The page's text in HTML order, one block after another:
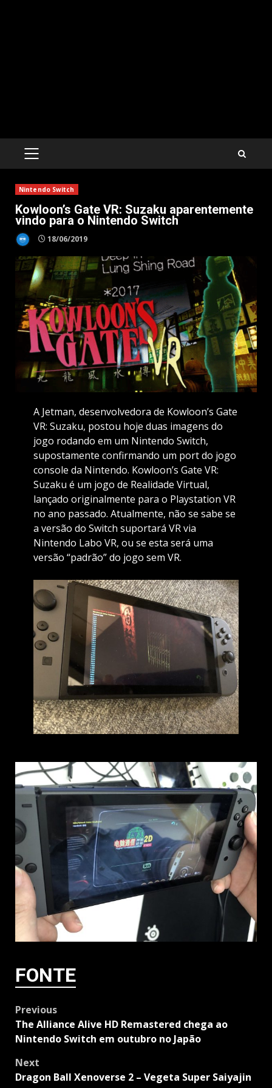
PRIMARY
Nintendo Switch
Kowloon’s Gate VR: Suzaku aparentemente
vindo para o Nintendo Switch
18/06/2019
A Jetman, desenvolvedora de Kowloon’s Gate
VR: Suzaku, postou hoje duas imagens do
jogo rodando em um Nintendo Switch,
supostamente confirmando um port do jogo
console da Nintendo. Kowloon’s Gate VR:
Suzaku é um jogo de Realidade Virtual,
lançado originalmente para o Playstation VR
no ano passado. Atualmente, não se sabe se
a versão do Switch suportará VR via
Nintendo Labo VR, ou se esta será uma
versão “padrão” do jogo sem VR.
FONTE
Post
navigation
Previous
The Alliance Alive HD Remastered chega ao
Nintendo Switch em outubro no Japão
Next
Dragon Ball Xenoverse 2 – Vegeta Super Saiyajin